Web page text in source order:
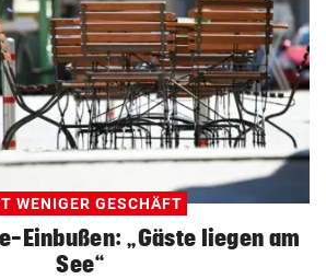
WENIGER GESCHÄFT
Einbußen: „Gäste liegen am
See“